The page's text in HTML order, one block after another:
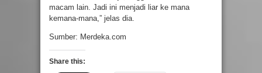
macam lain. Jadi ini menjadi liar ke mana
kemana-mana,” jelas dia.
Sumber: Merdeka.com
Share this: